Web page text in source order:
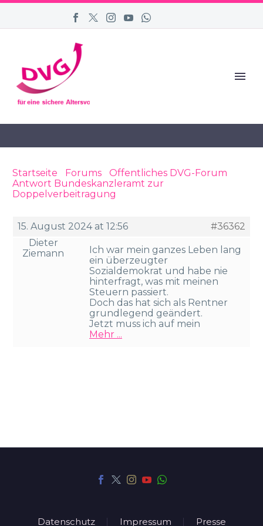
Startseite Forums Öffentliches DVG-Forum
Antwort Bundeskanzleramt zur
Doppelverbeitragung
15. August 2024 at 12:56
#36362
Dieter
Ziemann
Ich war mein ganzes Leben lang
ein überzeugter
Sozialdemokrat und habe nie
hinterfragt, was mit meinen
Steuern passiert.
Doch das hat sich als Rentner
grundlegend geändert.
Jetzt muss ich auf mein
Mehr ...
Datenschutz Impressum Presse